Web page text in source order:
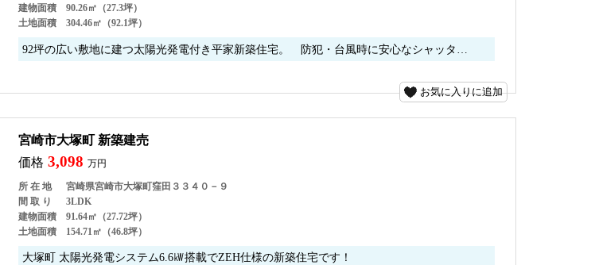
建物面積
90.26㎡（27.3坪）
土地面積
304.46㎡（92.1坪）
92坪の広い敷地に建つ太陽光発電付き平家新築住宅。 防犯・台風時に安心なシャッタ…
お気に入りに追加
宮崎市大塚町 新築建売
価格 3,098 万円
所 在 地
宮崎県宮崎市大塚町窪田３３４０－９
間 取 り
3LDK
建物面積
91.64㎡（27.72坪）
土地面積
154.71㎡（46.8坪）
大塚町 太陽光発電システム6.6㎾搭載でZEH仕様の新築住宅です！